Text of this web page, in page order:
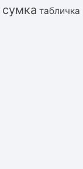
сумка табличка